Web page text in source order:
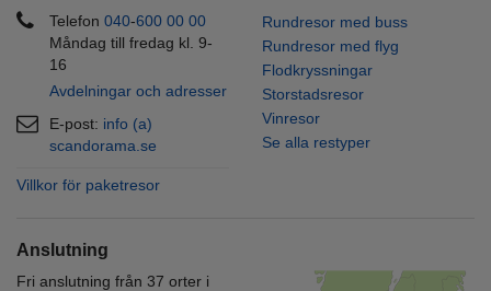
Telefon 040-600 00 00
Måndag till fredag kl. 9-
16
Avdelningar och adresser
E-post: info (a)
scandorama.se
Villkor för paketresor
Rundresor med buss
Rundresor med flyg
Flodkryssningar
Storstadsresor
Vinresor
Se alla restyper
Anslutning
Fri anslutning från 37 orter i